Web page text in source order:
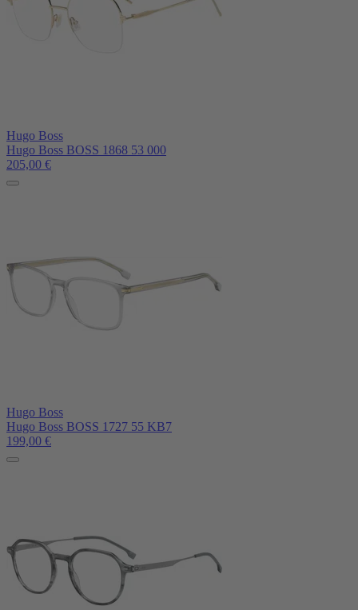
Hugo Boss
Hugo Boss BOSS 1868 53 000
205,00 €
Hugo Boss
Hugo Boss BOSS 1727 55 KB7
199,00 €